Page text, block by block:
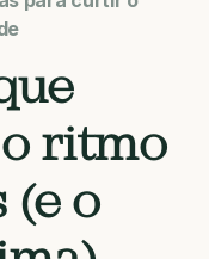
ritmo
(e o